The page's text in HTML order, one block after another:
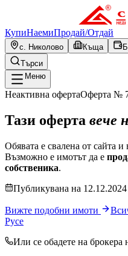
КупиНаемиПродай/Отдай
с. Николово Къща
Търси
Меню
Неактивна офертаОферта №
Тази оферта вече
Обявата е свалена от сайта
Възможно е имотът да е
собственика.
Публикувана на 12.12.2024
Вижте подобни имоти
Русе
Или се обадете на брокера